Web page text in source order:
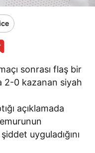
sonrası flaş bir
2-0 kazanan siyah
açıklamada
uyguladığını